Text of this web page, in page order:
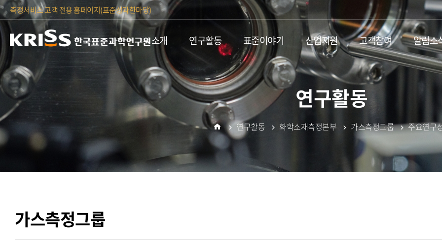
측정서비스 고객 전용 홈페이지(표준성과한마당)
소개 연구활동 표준이야기 산업지원 고객참여 알림소
연구활동
가스측정그룹
홈
연구활동 화학소재측정본부 가스측정그룹 주요연구